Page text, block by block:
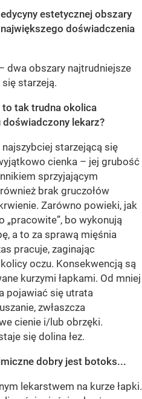
estetycznej obszary
doświadczenia
dwa obszary najtrudniejsze
starzeją.
tak trudna okolica
lekarz?
starzejącą się
cienka – jej grubość
sprzyjającym
brak gruczołów
Zarówno powieki, jak
„pracowite”, bo wykonują
a to za sprawą mięśnia
pracuje, zaginając
oczu. Konsekwencją są
kurzymi łapkami. Od mniej
pojawiać się utrata
zwłaszcza
cienie i/lub obrzęki.
się dolina łez.
dobry jest botoks...
lekarstwem na kurze łapki.